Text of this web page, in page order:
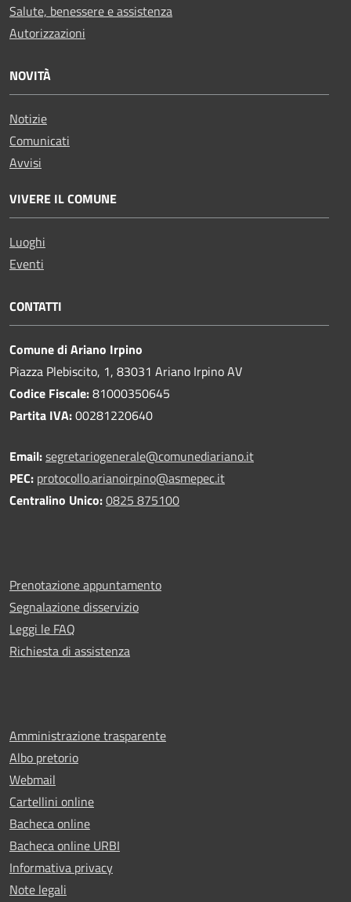
Salute, benessere e assistenza
Autorizzazioni
NOVITÀ
Notizie
Comunicati
Avvisi
VIVERE IL COMUNE
Luoghi
Eventi
CONTATTI
Comune di Ariano Irpino
Piazza Plebiscito, 1, 83031 Ariano Irpino AV
Codice Fiscale:81000350645
Partita IVA:00281220640
Email:segretariogenerale@comunediariano.it
PEC: protocollo.arianoirpino@asmepec.it
Centralino Unico:0825 875100
Prenotazione appuntamento
Segnalazione disservizio
Leggi le FAQ
Richiesta di assistenza
Amministrazione trasparente
Albo pretorio
Webmail
Cartellini online
Bacheca online
Bacheca online URBI
Informativa privacy
Note legali